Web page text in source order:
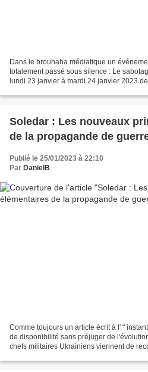
Dans le brouhaha médiatique un
totalement passé sous silence : Le
lundi 23 janvier à mardi 24 janvier 2023
Soledar : Les nouveaux
de la propagande de
Publié le 25/01/2023 à 22:10
Par DanielB
Comme toujours un article écrit à l' "
de disponibilité sans préjuger de
chefs militaires Ukrainiens viennent de